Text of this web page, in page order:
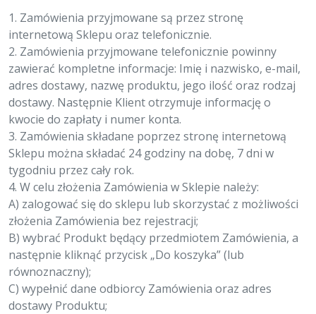
1. Zamówienia przyjmowane są przez stronę
internetową Sklepu oraz telefonicznie.
2. Zamówienia przyjmowane telefonicznie powinny
zawierać kompletne informacje: Imię i nazwisko, e-mail,
adres dostawy, nazwę produktu, jego ilość oraz rodzaj
dostawy. Następnie Klient otrzymuje informację o
kwocie do zapłaty i numer konta.
3. Zamówienia składane poprzez stronę internetową
Sklepu można składać 24 godziny na dobę, 7 dni w
tygodniu przez cały rok.
4. W celu złożenia Zamówienia w Sklepie należy:
A) zalogować się do sklepu lub skorzystać z możliwości
złożenia Zamówienia bez rejestracji;
B) wybrać Produkt będący przedmiotem Zamówienia, a
następnie kliknąć przycisk „Do koszyka” (lub
równoznaczny);
C) wypełnić dane odbiorcy Zamówienia oraz adres
dostawy Produktu;